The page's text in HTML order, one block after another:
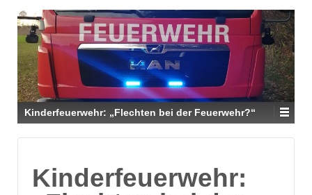
Kinderfeuerwehr: „Flechten bei der Feuerwehr?“
Kinderfeuerwehr: